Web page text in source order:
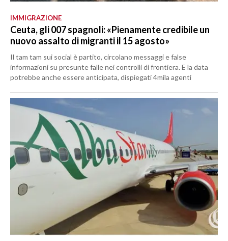
IMMIGRAZIONE
Ceuta, gli 007 spagnoli: «Pienamente credibile un
nuovo assalto di migranti il 15 agosto»
Il tam tam sui social è partito, circolano messaggi e false
informazioni su presunte falle nei controlli di frontiera. E la data
potrebbe anche essere anticipata, dispiegati 4mila agenti